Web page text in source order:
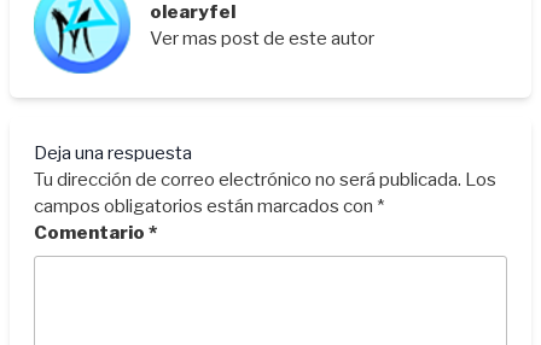
olearyfel
Ver mas post de este autor
Deja una respuesta
Tu dirección de correo electrónico no será publicada. Los
campos obligatorios están marcados con *
Comentario *